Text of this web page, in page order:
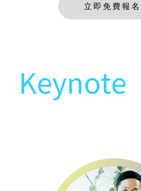
立即免費報名
Keynote